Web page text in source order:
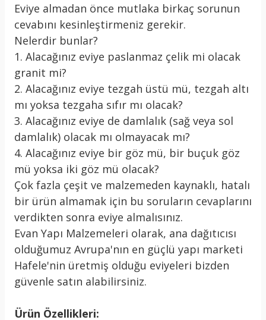
Eviye almadan önce mutlaka birkaç sorunun
cevabını kesinleştirmeniz gerekir.
Nelerdir bunlar?
1. Alacağınız eviye paslanmaz çelik mi olacak
granit mi?
2. Alacağınız eviye tezgah üstü mü, tezgah altı
mı yoksa tezgaha sıfır mı olacak?
3. Alacağınız eviye de damlalık (sağ veya sol
damlalık) olacak mı olmayacak mı?
4. Alacağınız eviye bir göz mü, bir buçuk göz
mü yoksa iki göz mü olacak?
Çok fazla çeşit ve malzemeden kaynaklı, hatalı
bir ürün almamak için bu soruların cevaplarını
verdikten sonra eviye almalısınız.
Evan Yapı Malzemeleri olarak, ana dağıtıcısı
olduğumuz Avrupa'nın en güçlü yapı marketi
Hafele'nin üretmiş olduğu eviyeleri bizden
güvenle satın alabilirsiniz.
Ürün Özellikleri: